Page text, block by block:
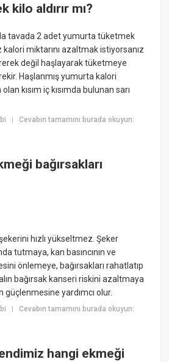
kilo aldırır mı?
tavada 2 adet yumurta tüketmek
kalori miktarını azaltmak istiyorsanız
değil haşlayarak tüketmeye
Haşlanmış yumurta kalori
kısım iç kısımda bulunan sarı
|Cevabın tamamını burada okuyun:
bağırsakları
hızlı yükseltmez. Şeker
tutmaya, kan basıncının ve
önlemeye, bağırsakları rahatlatıp
bağırsak kanseri riskini azaltmaya
güçlenmesine yardımcı olur.
|Cevabın tamamını burada okuyun:
hangi ekmeği